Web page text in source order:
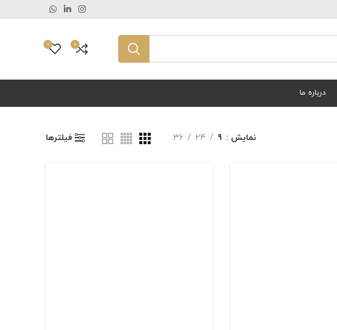
0
0
درباره ما
نمایش 9
24
36 فیلترها